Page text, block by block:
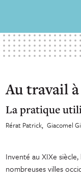
Au travail
La pratique
Rérat Patrick Giacomel
Inventé au XIXe
nombreuses villes